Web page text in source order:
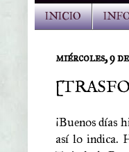
INICIO
miércoles, 9
¡Buenos días
así lo indica.